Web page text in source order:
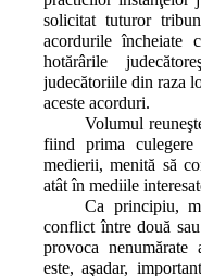
solicitat tuturor
acordurile încheiate
hotărârile
judecătoriile din raza
aceste acorduri.
Volumul
fiind prima
medierii, menită să
atât în mediile
Ca principiu,
conflict între două
provoca
este, aşadar,